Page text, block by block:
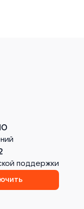
поддержки